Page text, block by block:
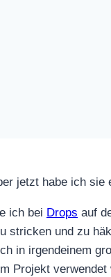
jetzt habe ich
ich bei Drops auf
und zu
in irgendeinem
Projekt